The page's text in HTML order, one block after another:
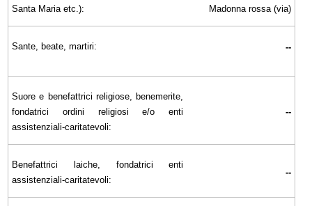
Santa Maria etc.):
Madonna rossa (via)
Sante, beate, martiri: --
Suore e benefattrici religiose, benemerite,
fondatrici ordini religiosi e/o enti
assistenziali-caritatevoli:
--
Benefattrici laiche, fondatrici enti
assistenziali-caritatevoli:
--